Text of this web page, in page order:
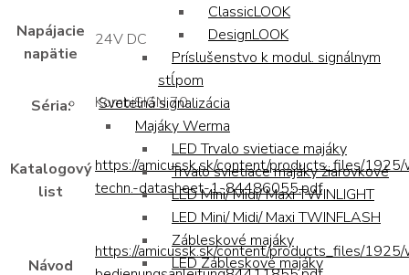
ClassicLOOK
DesignLOOK
Príslušenstvo k modul. signálnym
stĺpom
Svetelná signalizácia
Majáky Werma
LED Trvalo svietiace majáky
Trvalo svietiace majáky žiarovkové
LED Mini/ Midi/ Maxi TWINLIGHT
LED Mini/ Midi/ Maxi TWINFLASH
Zábleskové majáky
LED Zábleskové majáky
Napájacie
napätie
24V DC
Séria: KombiSIGN 70
Katalogový
list
https://amicussk.sk/content/products_files/
techn.-datasheet-1-84486055.pdf
Návod
https://amicussk.sk/content/products_files/